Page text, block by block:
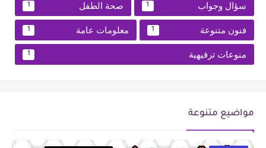
سؤال وجواب 1 صحة الطفل 1
فنون متنوعة 1 معلومات عامة 1
منوعات ترفيهية 1
مواضيع متنوعة